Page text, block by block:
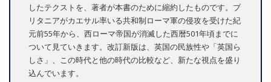
したテクストを、著者が本書のために縮約したものです。ブ
リタニアがカエサル率いる共和制ローマ軍の侵攻を受けた紀
元前55年から、西ローマ帝国が消滅した西暦501年頃までに
ついて見ていきます。改訂新版は、英国の民族性や「英国ら
しさ」、この時代と他の時代の比較など、新たな視点を盛り
込んでいます。